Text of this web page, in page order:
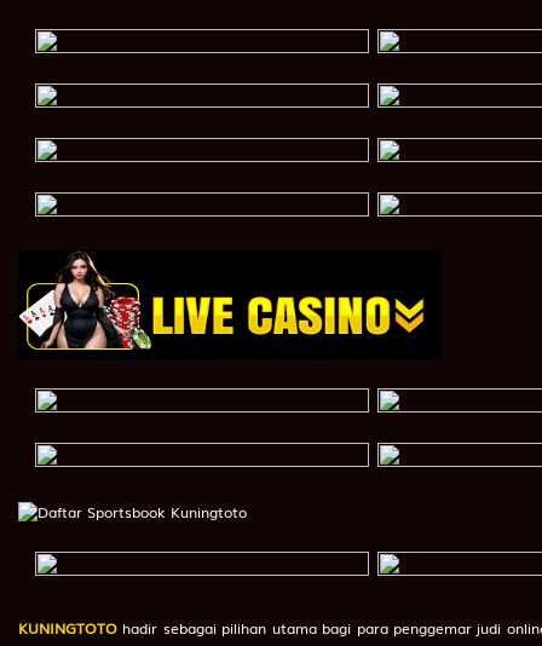
27
Si Ceroboh - Landak - Main Catur - Garuk - Gedung
29
Penari - Cumi-Cumi - Main Kelereng - Rumah -
30
Penjual Daging - Burung Onta - Engrang,Egrang -
31
Pemburu - Macan Tutul - Lempar Karet - Sumur -
33
Penipu - Kancil - Damdaman - Hidung - Cangkir -
34
Ibu Suri - Ikan Layur - Dadu - Kumis - Pipa - Dewi
37
Dewa Maut - Ikan Sampan - Gerak Badan - Salak -
38
Orang Gila - Betet - Kerja Bakti - Botol - Toilet -
39
Siluman Air - Serigala - Ambulans - Bambu - Toples
KUNINGTOTO hadir sebagai pilihan utama bagi para penggemar judi